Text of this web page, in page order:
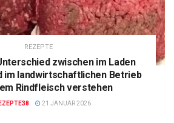
REZEPTE
zwischen im Laden
im landwirtschaftlichen Betrieb
Rindfleisch verstehen
21 JANUAR 2026